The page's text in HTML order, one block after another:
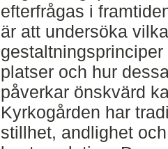
efterfrågas i
är att undersöka vilka
platser och hur
påverkar önskvärd
Kyrkogården har
stillhet, andlighet och